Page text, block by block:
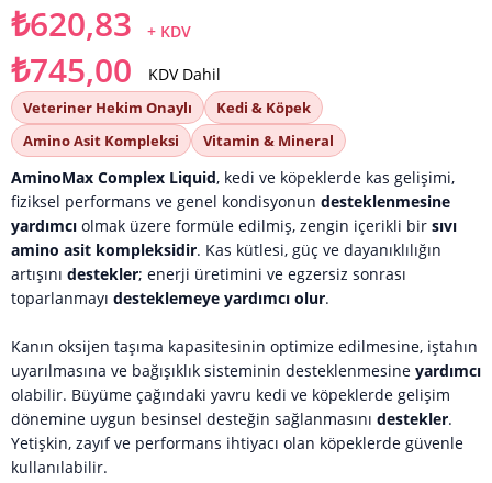
₺620,83 + KDV
KDV Dahil
₺745,00
Veteriner Hekim Onaylı
Kedi & Köpek
Amino Asit Kompleksi
Vitamin & Mineral
AminoMax Complex Liquid, kedi ve köpeklerde kas gelişimi,
fiziksel performans ve genel kondisyonun desteklenmesine
yardımcı olmak üzere formüle edilmiş, zengin içerikli bir sıvı
amino asit kompleksidir. Kas kütlesi, güç ve dayanıklılığın
artışını destekler; enerji üretimini ve egzersiz sonrası
toparlanmayı desteklemeye yardımcı olur.
Kanın oksijen taşıma kapasitesinin optimize edilmesine, iştahın
uyarılmasına ve bağışıklık sisteminin desteklenmesine yardımcı
olabilir. Büyüme çağındaki yavru kedi ve köpeklerde gelişim
dönemine uygun besinsel desteğin sağlanmasını destekler.
Yetişkin, zayıf ve performans ihtiyacı olan köpeklerde güvenle
kullanılabilir.